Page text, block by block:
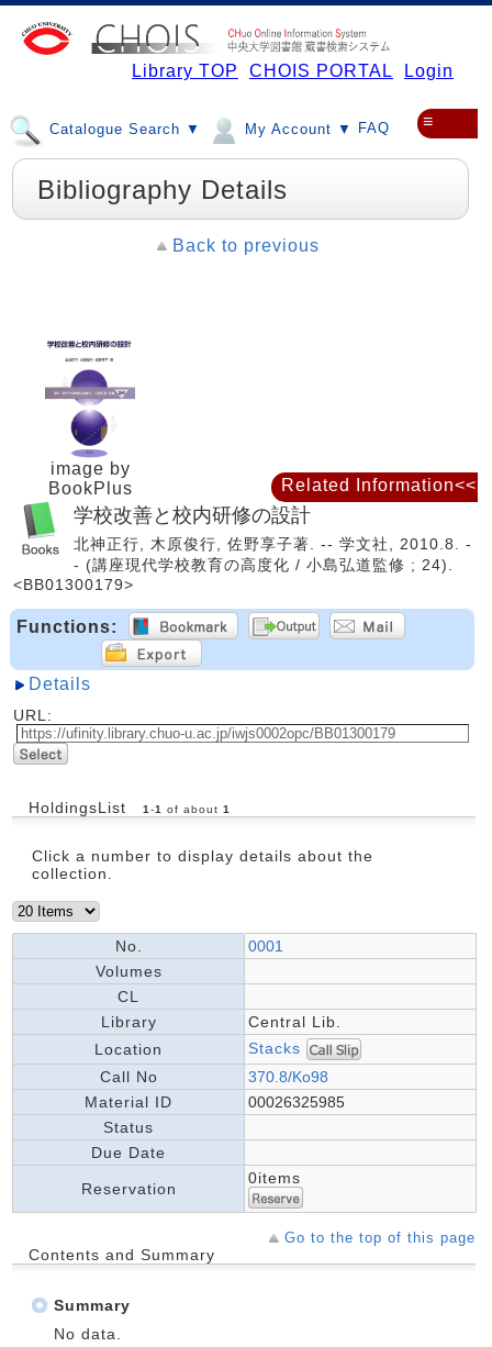
Library TOP CHOIS PORTAL Login
Catalogue Search ▼ My Account ▼ FAQ ≡
Bibliography Details
Back to previous
image by
BookPlus
学校改善と校内研修の設計
北神正行, 木原俊行, 佐野享子著. -- 学文社, 2010.8. -
- (講座現代学校教育の高度化 / 小島弘道監修 ; 24).
<BB01300179>
Functions:
Details
URL:
HoldingsList 1 -1 of about 1
Click a number to display details about the
collection.
No.
0001
Volumes
CL
Library
Central Lib.
Location
Stacks
Call No
370.8/Ko98
Material ID
00026325985
Status
Due Date
Reservation
0items
Go to the top of this page
Contents and Summary
Summary
No data.
Related Information<<